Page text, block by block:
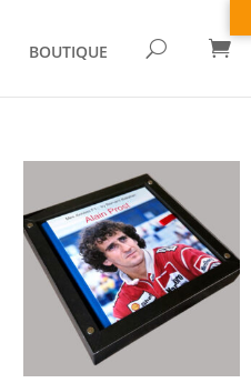
BOUTIQUE U 